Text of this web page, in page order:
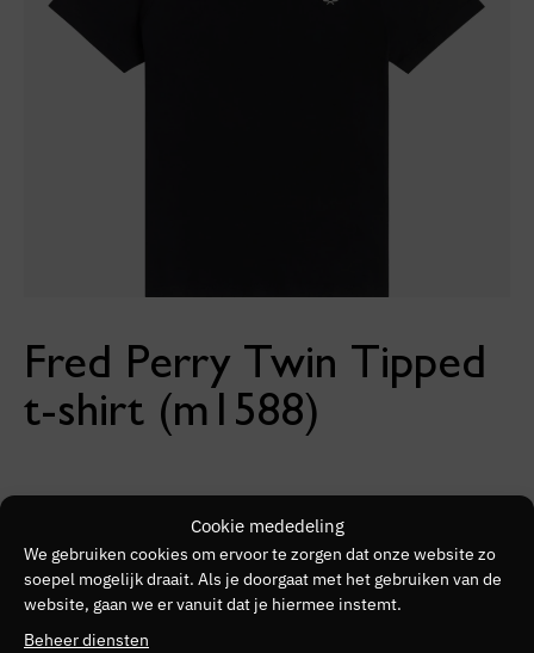
Cookie mededeling
We gebruiken cookies om ervoor te zorgen dat onze website zo
soepel mogelijk draait. Als je doorgaat met het gebruiken van de
website, gaan we er vanuit dat je hiermee instemt.
Beheer diensten
Fred Perry Twin Tipped
t-shirt (m1588)
Een perfect basic t-shirt uit het assortiment van Fred Perry,
het Twin Tipped t-shirt. Het is een lichtgewicht t-shirt
van katoen met een regular fit. De pasvorm is zo gemaakt
dat het recht langs je lichaam heen valt. Het Twin Tipped t-
shirt van Fred Perry kenmerkt zich door een elastieke band